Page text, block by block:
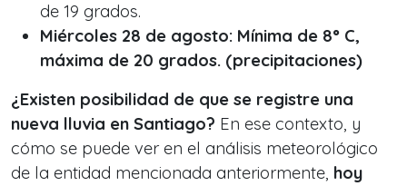
de 19 grados.
Miércoles 28 de agosto: Mínima de 8° C,
máxima de 20 grados. (precipitaciones)
¿Existen posibilidad de que se registre una
nueva lluvia en Santiago? En ese contexto, y
cómo se puede ver en el análisis meteorológico
de la entidad mencionada anteriormente, hoy